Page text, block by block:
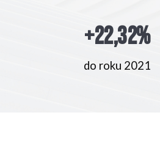
+22,32%
do roku 2021